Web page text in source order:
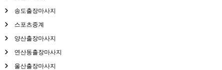
송도출장마사지
스포츠중계
양산출장마사지
연산동출장마사지
울산출장마사지